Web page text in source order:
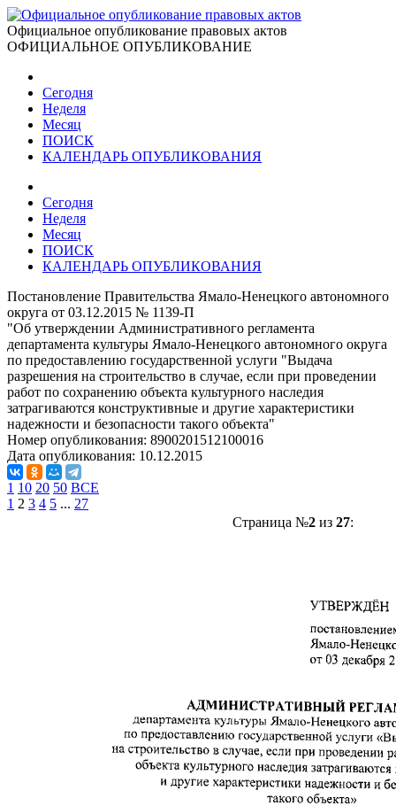
Официальное опубликование правовых актов
ОФИЦИАЛЬНОЕ ОПУБЛИКОВАНИЕ
Сегодня
Неделя
Месяц
ПОИСК
КАЛЕНДАРЬ ОПУБЛИКОВАНИЯ
Сегодня
Неделя
Месяц
ПОИСК
КАЛЕНДАРЬ ОПУБЛИКОВАНИЯ
Постановление Правительства Ямало-Ненецкого автономного
округа от 03.12.2015 № 1139-П
"Об утверждении Административного регламента
департамента культуры Ямало-Ненецкого автономного округа
по предоставлению государственной услуги "Выдача
разрешения на строительство в случае, если при проведении
работ по сохранению объекта культурного наследия
затрагиваются конструктивные и другие характеристики
надежности и безопасности такого объекта"
Номер опубликования: 8900201512100016
Дата опубликования: 10.12.2015
1 10 20 50 ВСЕ
1 2 3 4 5 ... 27
Страница №2из 27: